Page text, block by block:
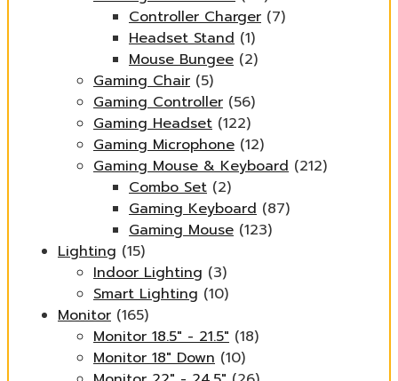
Controller Charger (7)
Headset Stand (1)
Mouse Bungee (2)
Gaming Chair (5)
Gaming Controller (56)
Gaming Headset (122)
Gaming Microphone (12)
Gaming Mouse & Keyboard (212)
Combo Set (2)
Gaming Keyboard (87)
Gaming Mouse (123)
Lighting (15)
Indoor Lighting (3)
Smart Lighting (10)
Monitor (165)
Monitor 18.5" - 21.5" (18)
Monitor 18" Down (10)